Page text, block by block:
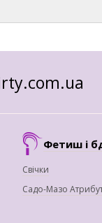
Фетиш і
Свічки
Садо-Мазо